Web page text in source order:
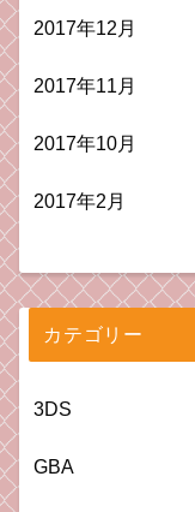
2017年12月
2017年11月
2017年10月
2017年2月
カテゴリー
3DS
GBA